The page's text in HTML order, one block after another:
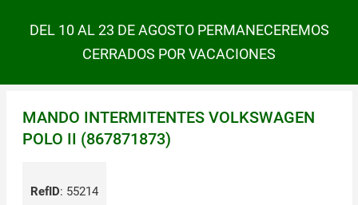
DEL 10 AL 23 DE AGOSTO PERMANECEREMOS
CERRADOS POR VACACIONES
MANDO INTERMITENTES VOLKSWAGEN
POLO II (867871873)
RefID: 55214